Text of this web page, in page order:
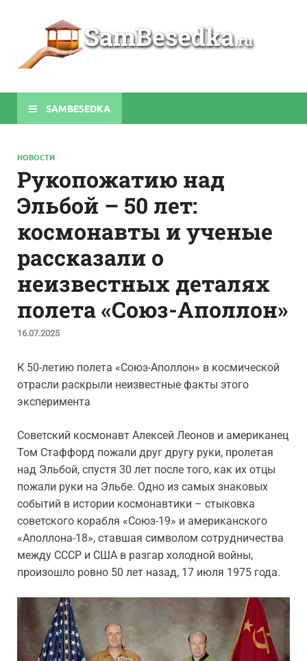
SAMBESEDKA
НОВОСТИ
Рукопожатию над
Эльбой – 50 лет:
космонавты и ученые
рассказали о
неизвестных деталях
полета «Союз-Аполлон»
16.07.2025
К 50-летию полета «Союз-Аполлон» в космической
отрасли раскрыли неизвестные факты этого
эксперимента
Советский космонавт Алексей Леонов и американец
Том Стаффорд пожали друг другу руки, пролетая
над Эльбой, спустя 30 лет после того, как их отцы
пожали руки на Эльбе. Одно из самых знаковых
событий в истории космонавтики – стыковка
советского корабля «Союз-19» и американского
«Аполлона-18», ставшая символом сотрудничества
между СССР и США в разгар холодной войны,
произошло ровно 50 лет назад, 17 июля 1975 года.